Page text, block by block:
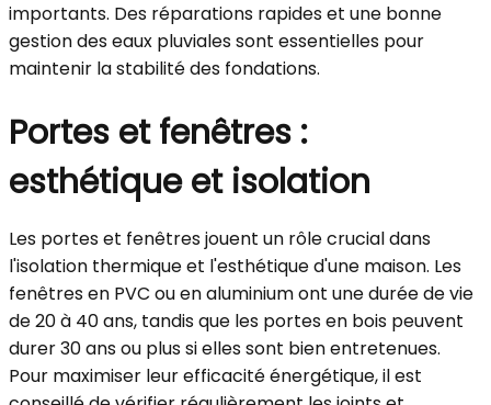
importants. Des réparations rapides et une bonne
gestion des eaux pluviales sont essentielles pour
maintenir la stabilité des fondations.
Portes et fenêtres :
esthétique et isolation
Les portes et fenêtres jouent un rôle crucial dans
l'isolation thermique et l'esthétique d'une maison. Les
fenêtres en PVC ou en aluminium ont une durée de vie
de 20 à 40 ans, tandis que les portes en bois peuvent
durer 30 ans ou plus si elles sont bien entretenues.
Pour maximiser leur efficacité énergétique, il est